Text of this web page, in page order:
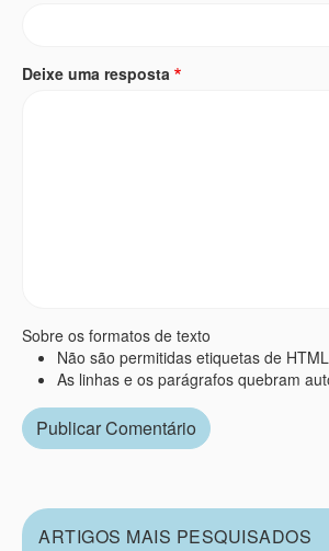
Deixe uma resposta
Sobre os formatos de texto
Não são permitidas etiquetas de
As linhas e os parágrafos quebram
ARTIGOS MAIS PESQUISADOS